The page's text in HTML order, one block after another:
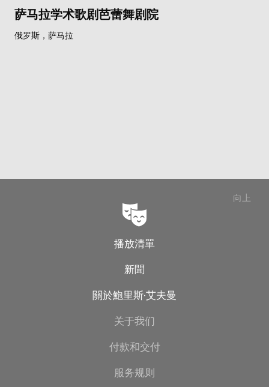
萨马拉学术歌剧芭蕾舞剧院
俄罗斯，萨马拉
向上
播放清單
新聞
關於鮑里斯·艾夫曼
关于我们
付款和交付
服务规则